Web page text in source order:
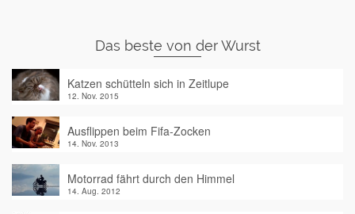
Das beste von der Wurst
Katzen schütteln sich in Zeitlupe
12. Nov. 2015
Ausflippen beim Fifa-Zocken
14. Nov. 2013
Motorrad fährt durch den Himmel
14. Aug. 2012